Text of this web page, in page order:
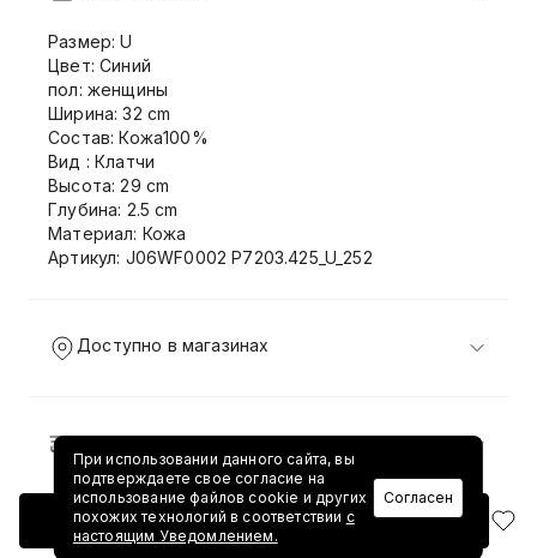
Добавить в корзину
Размер: U
Цвет: Синий
пол: женщины
Ширина: 32 cm
Состав: Кожа100%
Вид : Клатчи
Высота: 29 cm
Глубина: 2.5 cm
Материал: Кожа
Артикул: J06WF0002 P7203.425_U_252
Доступно в магазинах
Доставка и возврат
При использовании данного сайта, вы
подтверждаете свое согласие на
использование файлов cookie и других
похожих технологий в соответствии с
настоящим Уведомлением.
Согласен